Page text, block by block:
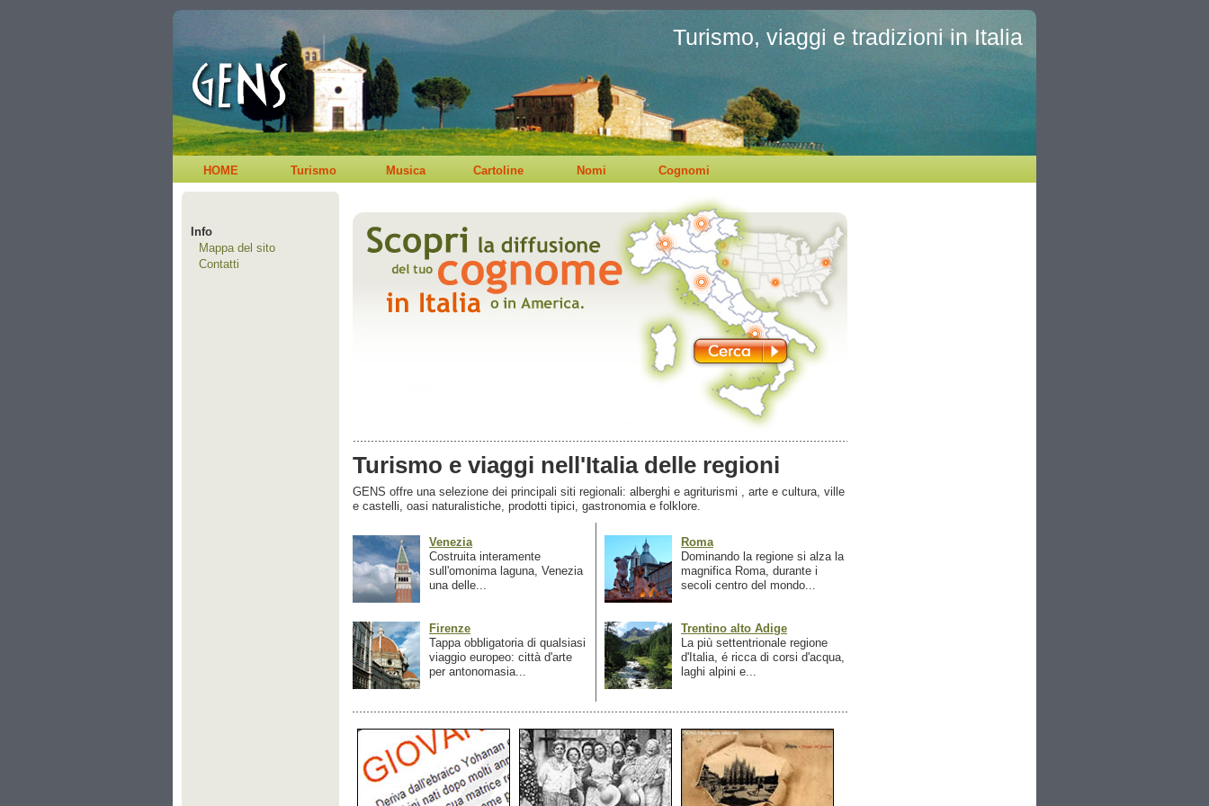
Turismo, viaggi e tradizioni in Italia
HOME Turismo Musica Cartoline Nomi Cognomi
Info
Mappa del sito
Contatti
Turismo e viaggi nell'Italia delle regioni
GENS offre una selezione dei principali siti regionali: alberghi e agriturismi , arte e cultura, ville
e castelli, oasi naturalistiche, prodotti tipici, gastronomia e folklore.
Venezia
Costruita interamente
sull'omonima laguna, Venezia
una delle...
Firenze
Tappa obbligatoria di qualsiasi
viaggio europeo: città d'arte
per antonomasia...
Roma
Dominando la regione si alza la
magnifica Roma, durante i
secoli centro del mondo...
Trentino alto Adige
La più settentrionale regione
d'Italia, é ricca di corsi d'acqua,
laghi alpini e...